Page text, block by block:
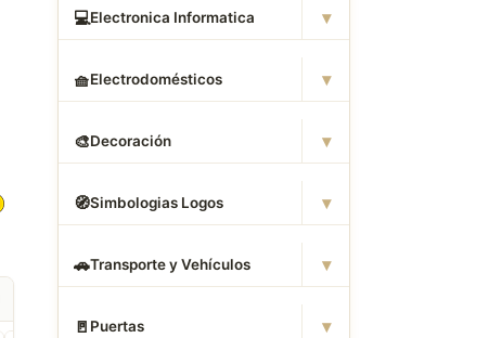
💻Electronica Informatica ▾
🧺Electrodomésticos ▾
🎨Decoración ▾
🧭Simbologias Logos ▾
🚗Transporte y Vehículos ▾
🚪 Puertas ▾